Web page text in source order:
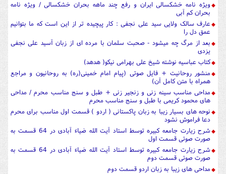
ویژه نامه خشکسالی ایران و رفع چند ماهه بحران خشکسالی / ویژه نامه
بحران کم آبی
عارف سالک ولایی سید علی نجفی : کار پیچیده تر از این است که ما بتوانیم
عمق دل را
بعد از مرگ چه میشود - صحبت سلمان با مرده ای از زبان آسید علی نجفی
یزدی
کتاب عباسیه نوشته شیخ علی بهرامی نیکو( هدهد)
منشور روحانیت + فایل صوتی (پیام امام خمینی(ره) به روحانیون و مراجع
همراه با متن کامل آن)
مداحی مناسب سینه زنی و زنجیر زنی + طبل و سنج مناسب محرم / مداحی
های محمود کریمی با طبل و سنج مناسب محرم
نوحه های بسیار زیبا به زبان پاکستانی ( اردو ) قسمت اول مناسب برای محرم
دعا فراموش نشود
شرح زیارت جامعه کبیره توسط استاد آیت الله ضیاء آبادی در 64 قسمت به
صورت صوتی قسمت اول
شرح زیارت جامعه کبیره توسط استاد آیت الله ضیاء آبادی در 64 قسمت به
صورت صوتی قسمت دوم
مداحی های زیبا به زبان اردو قسمت دوم